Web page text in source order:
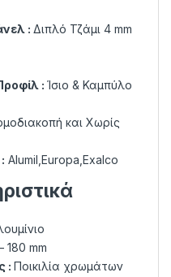
: Διπλό Τζάμι 4 mm
: Ίσιο & Καμπύλο
και Χωρίς
Alumil,Europa,Exalco
180 mm
: Ποικιλία χρωμάτων